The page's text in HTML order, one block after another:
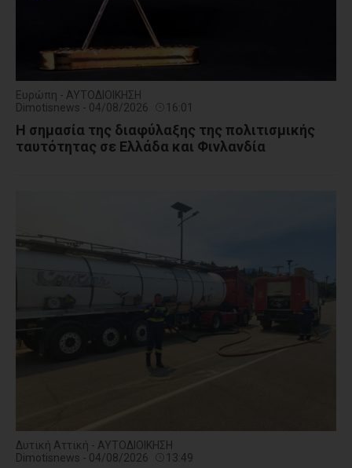
Ευρώπη - ΑΥΤΟΔΙΟΙΚΗΣΗ
Dimotisnews - 04/08/2026
16:01
Η σημασία της διαφύλαξης της πολιτισμικής
ταυτότητας σε Ελλάδα και Φινλανδία
Δυτική Αττική - ΑΥΤΟΔΙΟΙΚΗΣΗ
Dimotisnews - 04/08/2026
13:49